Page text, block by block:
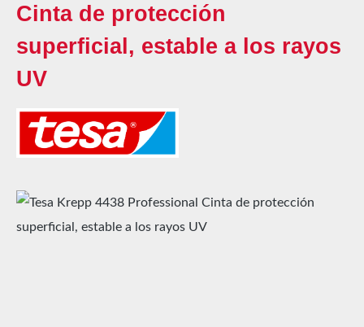
Cinta de protección
superficial, estable a los rayos
UV
Omitir galería de imágenes